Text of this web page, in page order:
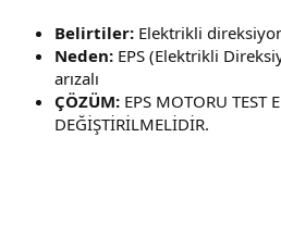
Belirtiler: Elektrikli direksiyon
Neden: EPS (Elektrikli
arızalı
ÇÖZÜM: EPS MOTORU TEST
DEĞİŞTİRİLMELİDİR.